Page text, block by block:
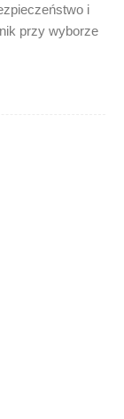
i
przy wyborze